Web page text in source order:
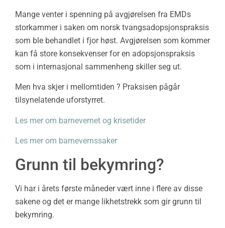
Mange venter i spenning på avgjørelsen fra EMDs
storkammer i saken om norsk tvangsadopsjonspraksis
som ble behandlet i fjor høst. Avgjørelsen som kommer
kan få store konsekvenser for en adopsjonspraksis
som i internasjonal sammenheng skiller seg ut.
Men hva skjer i mellomtiden ? Praksisen pågår
tilsynelatende uforstyrret.
Les mer om barnevernet og krisetider
Les mer om barnevernssaker
Grunn til bekymring?
Vi har i årets første måneder vært inne i flere av disse
sakene og det er mange likhetstrekk som gir grunn til
bekymring.